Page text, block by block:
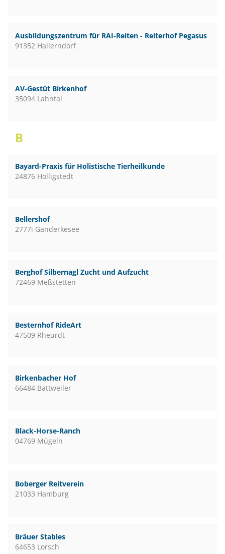
Ausbildungszentrum für RAI-Reiten - Reiterhof Pegasus
91352 Hallerndorf
AV-Gestüt Birkenhof
35094 Lahntal
B
Bayard-Praxis für Holistische Tierheilkunde
24876 Holligstedt
Bellershof
2777i Ganderkesee
Berghof Silbernagl Zucht und Aufzucht
72469 Meßstetten
Besternhof RideArt
47509 Rheurdt
Birkenbacher Hof
66484 Battweiler
Black-Horse-Ranch
04769 Mügeln
Boberger Reitverein
21033 Hamburg
Bräuer Stables
64653 Lorsch